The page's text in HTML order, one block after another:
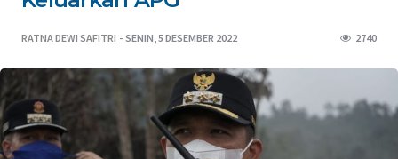
RATNA DEWI SAFITRI SENIN, 5 DESEMBER 2022 2740